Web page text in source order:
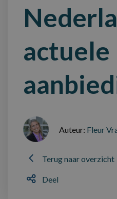
actuele
Auteur: Fleur
Terug naar overzicht
Deel